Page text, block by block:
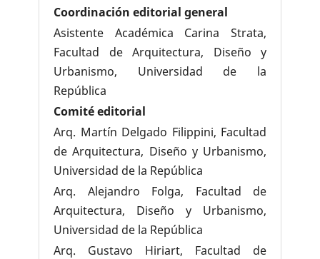
Coordinación editorial general
Asistente Académica Carina Strata,
Facultad de Arquitectura, Diseño y
Urbanismo, Universidad de la
República
Comité editorial
Arq. Martín Delgado Filippini, Facultad
de Arquitectura, Diseño y Urbanismo,
Universidad de la República
Arq. Alejandro Folga, Facultad de
Arquitectura, Diseño y Urbanismo,
Universidad de la República
Arq. Gustavo Hiriart, Facultad de